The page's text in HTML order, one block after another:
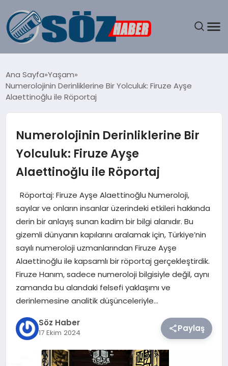
SPOR
EĞITIM
SAĞLIK
DÜNYA
TEKNOLOJI
SIYASET
YAŞAM
Ana Sayfa Yaşam
Numerolojinin Derinliklerine Bir Yolculuk: Firuze Ayşe
Alaettinoğlu ile Röportaj
Numerolojinin Derinliklerine Bir
Yolculuk: Firuze Ayşe
Alaettinoğlu ile Röportaj
Röportaj: Firuze Ayşe Alaettinoğlu Numeroloji,
sayılar ve onların insanlar üzerindeki etkileri hakkında
derin bir anlayış sunan kadim bir bilgi alanıdır. Bu
gizemli dünyanın kapılarını aralamak için, Türkiye’nin
sayılı numeroloji uzmanlarından Firuze Ayşe
Alaettinoğlu ile kapsamlı bir röportaj gerçekleştirdik.
Firuze Hanım, sadece numeroloji bilgisiyle değil, aynı
zamanda bu alandaki felsefi yaklaşımı ve
derinlemesine analitik düşünceleriyle…
Söz Haber
17 Ekim 2024 Paylaş